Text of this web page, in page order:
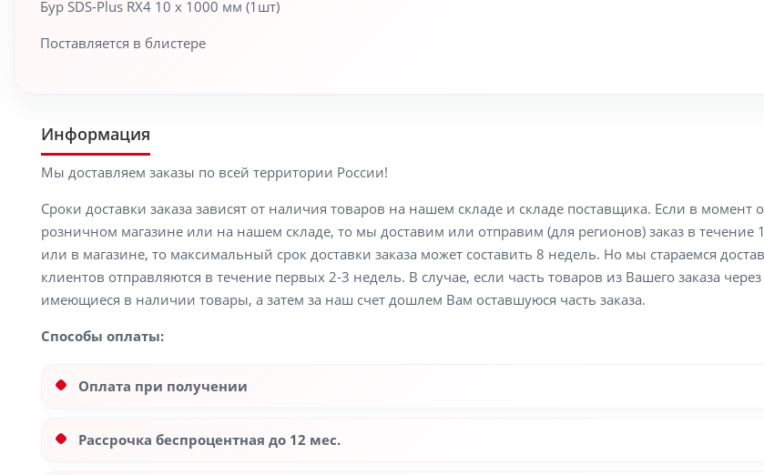
Бур SDS-Plus RX4 10 x 1000 мм (1шт)
Поставляется в блистере
Информация
Мы доставляем заказы по всей территории России!
Сроки доставки заказа зависят от наличия товаров на нашем складе и складе поставщика. Если в
розничном магазине или на нашем складе, то мы доставим или отправим (для регионов) заказ в течение
или в магазине, то максимальный срок доставки заказа может составить 8 недель. Но мы стараемся
клиентов отправляются в течение первых 2-3 недель. В случае, если часть товаров из Вашего заказа
имеющиеся в наличии товары, а затем за наш счет дошлем Вам оставшуюся часть заказа.
Способы оплаты:
Оплата при получении
Рассрочка беспроцентная до 12 мес.